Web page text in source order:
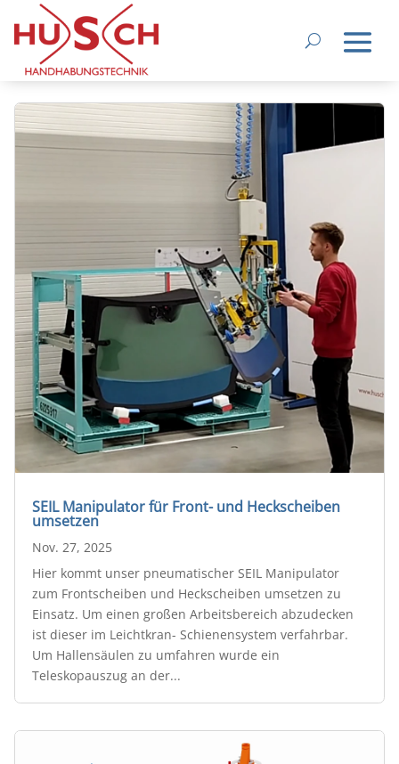
SEIL Manipulator für Front- und Heckscheiben
umsetzen
Nov. 27, 2025
Hier kommt unser pneumatischer SEIL Manipulator
zum Frontscheiben und Heckscheiben umsetzen zu
Einsatz. Um einen großen Arbeitsbereich abzudecken
ist dieser im Leichtkran- Schienensystem verfahrbar.
Um Hallensäulen zu umfahren wurde ein
Teleskopauszug an der...